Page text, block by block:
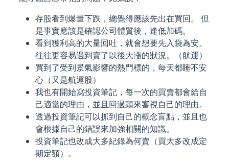
存股看到爆量下跌，總覺得應該先出在買回。 但
是事實應該是確認公司體質後，逢低加碼。
看到獲利高的大量回吐，就會想要先入袋為安。
往往更容易遇到賣了以後大漲的狀況。（航運）
買到了受到景氣影響的熱門標的，每天都睡不安
心（又是航運股）
我也有開始寫投資筆記，每一次的買賣都會給自
己適當的理由，並且回過頭來審視自己的理由。
透過投資筆記可以抓到自己的概念盲點，並且也
會根據自己的錯誤來加強相關的知識。
投資筆記也改成大多紀錄為何賣（買大多改成定
期定額）。